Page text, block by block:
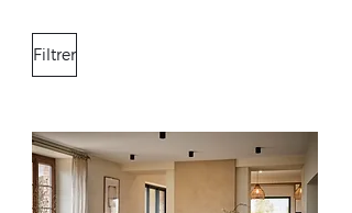
Filtrer